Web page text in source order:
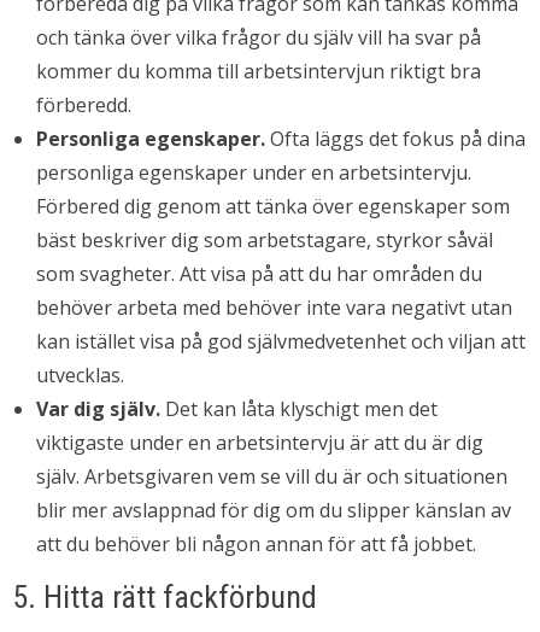
och tänka över vilka frågor du själv vill ha svar på
kommer du komma till arbetsintervjun riktigt bra
förberedd.
Personliga egenskaper.Ofta läggs det fokus på dina
personliga egenskaper under en arbetsintervju.
Förbered dig genom att tänka över egenskaper som
bäst beskriver dig som arbetstagare, styrkor såväl
som svagheter. Att visa på att du har områden du
behöver arbeta med behöver inte vara negativt utan
kan istället visa på god självmedvetenhet och viljan att
utvecklas.
Var dig själv. Det kan låta klyschigt men det
viktigaste under en arbetsintervju är att du är dig
själv. Arbetsgivaren vem se vill du är och situationen
blir mer avslappnad för dig om du slipper känslan av
att du behöver bli någon annan för att få jobbet.
5. Hitta rätt fackförbund